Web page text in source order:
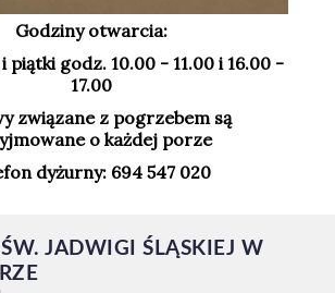
Godziny otwarcia:
piątki godz. 10.00 - 11.00 i 16.00 -
17.00
związane z pogrzebem są
o każdej porze
dyżurny: 694 547 020
JADWIGI ŚLĄSKIEJ W